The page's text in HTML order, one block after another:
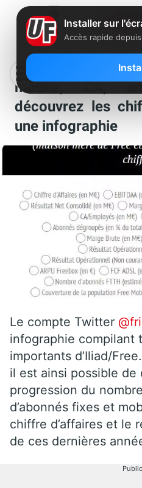
Evolution des
mobile, CA,
découvrez les
une infographie
Le compte Twitter
infographie compilant
importants d’Iliad/
il est ainsi possible de
progression du
d’abonnés fixes et
chiffre d’affaires et le
de ces dernières
Installer sur
Accès rapide